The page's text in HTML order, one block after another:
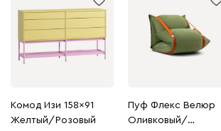
Комод Изи 158x91
Желтый/Розовый
Пуф Флекс Велюр
Оливковый/